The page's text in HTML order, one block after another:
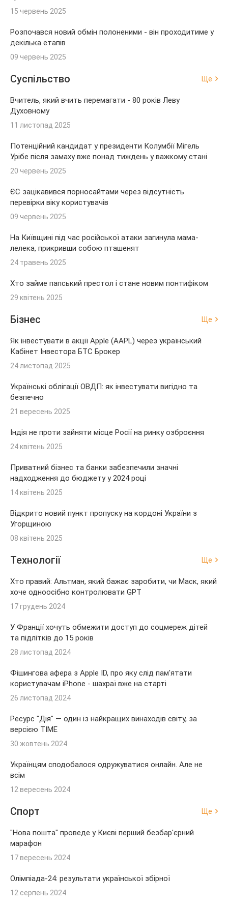
15 червень 2025
Розпочався новий обмін полоненими - він проходитиме у
декілька етапів
09 червень 2025
Суспільство Ще
Вчитель, який вчить перемагати - 80 років Леву
Духовному
11 листопад 2025
Потенційний кандидат у президенти Колумбії Мігель
Урібе після замаху вже понад тиждень у важкому стані
20 червень 2025
ЄС зацікавився порносайтами через відсутність
перевірки віку користувачів
09 червень 2025
На Київщині під час російської атаки загинула мама-
лелека, прикривши собою пташенят
24 травень 2025
Хто займе папський престол і стане новим понтифіком
29 квітень 2025
Бізнес Ще
Як інвестувати в акції Apple (AAPL) через український
Кабінет Інвестора БТС Брокер
24 листопад 2025
Українські облігації ОВДП: як інвестувати вигідно та
безпечно
21 вересень 2025
Індія не проти зайняти місце Росії на ринку озброєння
24 квітень 2025
Приватний бізнес та банки забезпечили значні
надходження до бюджету у 2024 році
14 квітень 2025
Відкрито новий пункт пропуску на кордоні України з
Угорщиною
08 квітень 2025
Технології Ще
Хто правий: Альтман, який бажає заробити, чи Маск, який
хоче одноосібно контролювати GPT
17 грудень 2024
У Франції хочуть обмежити доступ до соцмереж дітей
та підлітків до 15 років
28 листопад 2024
Фішингова афера з Apple ID, про яку слід пам'ятати
користувачам iPhone - шахраї вже на старті
26 листопад 2024
Ресурс "Дія" — один із найкращих винаходів світу, за
версією TIME
30 жовтень 2024
Українцям сподобалося одружуватися онлайн. Але не
всім
12 вересень 2024
Спорт Ще
"Нова пошта" проведе у Києві перший безбар'єрний
марафон
17 вересень 2024
Олімпіада-24: результати української збірної
12 серпень 2024